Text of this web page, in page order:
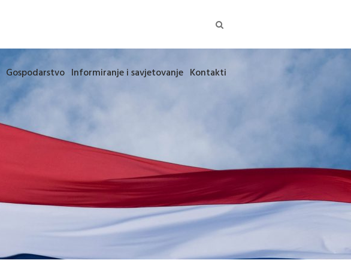
Gospodarstvo Informiranje i savjetovanje Kontakti